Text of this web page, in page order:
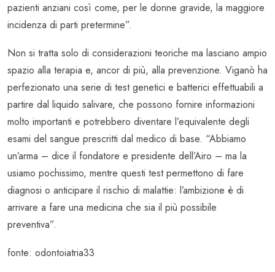
pazienti anziani così come, per le donne gravide, la maggiore
incidenza di parti pretermine”.
Non si tratta solo di considerazioni teoriche ma lasciano ampio
spazio alla terapia e, ancor di più, alla prevenzione. Viganò ha
perfezionato una serie di test genetici e batterici effettuabili a
partire dal liquido salivare, che possono fornire informazioni
molto importanti e potrebbero diventare l’equivalente degli
esami del sangue prescritti dal medico di base. “Abbiamo
un’arma – dice il fondatore e presidente dell’Airo – ma la
usiamo pochissimo, mentre questi test permettono di fare
diagnosi o anticipare il rischio di malattie: l’ambizione è di
arrivare a fare una medicina che sia il più possibile
preventiva”.
fonte: odontoiatria33